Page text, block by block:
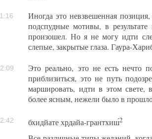
Иногда это невзвешенная
подспудные мотивы, в
произошел. Но я не могу идти
слепые, закрытые глаза. Гаура-
Это реально, это не есть нечто
приблизиться, это не путь
маршировать, идти в этом свете,
более ясным, нежели было в
бхидйате хр̣дайа-грантхиш́2